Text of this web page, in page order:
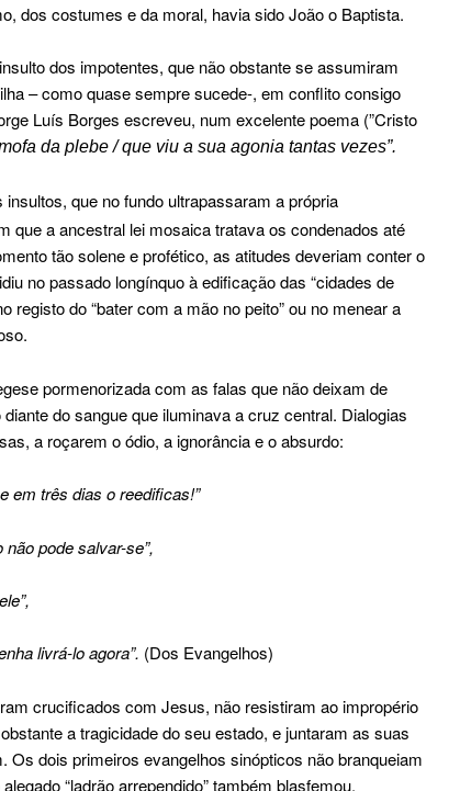
dos costumes e da moral, havia sido João o Baptista.
dos impotentes, que não obstante se assumiram
– como quase sempre sucede-, em conflito consigo
Luís Borges escreveu, num excelente poema (”Cristo
da plebe / que viu a sua agonia tantas vezes”.
que no fundo ultrapassaram a própria
que a ancestral lei mosaica tratava os condenados até
tão solene e profético, as atitudes deveriam conter o
no passado longínquo à edificação das “cidades de
registo do “bater com a mão no peito” ou no menear a
pormenorizada com as falas que não deixam de
do sangue que iluminava a cruz central. Dialogias
a roçarem o ódio, a ignorância e o absurdo:
em três dias o reedificas!”
pode salvar-se”,
livrá-lo agora”. (Dos Evangelhos)
crucificados com Jesus, não resistiram ao impropério
a tragicidade do seu estado, e juntaram as suas
Os dois primeiros evangelhos sinópticos não branqueiam
“ladrão arrependido” também blasfemou.